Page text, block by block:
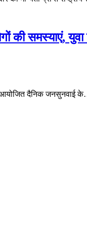
की समस्याएं,
आयोजित दैनिक जनसुनवाई